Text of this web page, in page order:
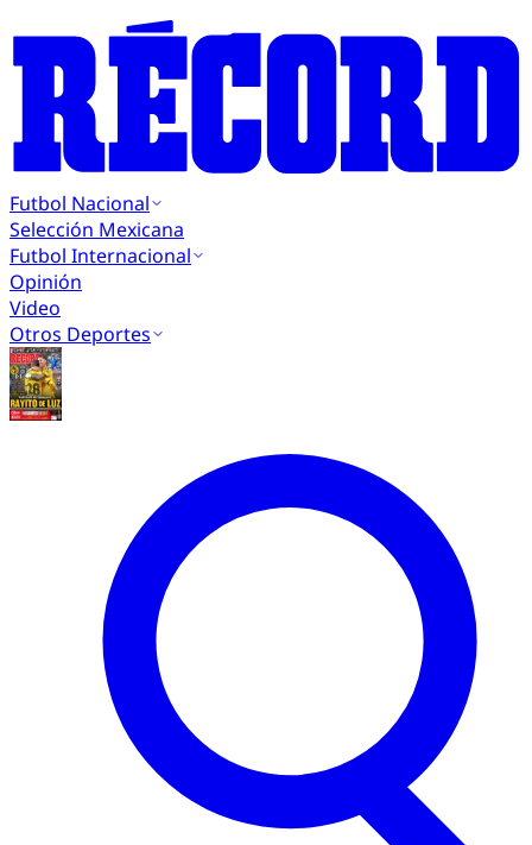
Futbol Nacional
Selección Mexicana
Futbol Internacional
Opinión
Video
Otros Deportes